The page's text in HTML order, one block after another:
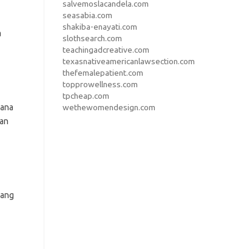
salvemoslacandela.com
seasabia.com
shakiba-enayati.com
slothsearch.com
teachingadcreative.com
texasnativeamericanlawsection.com
thefemalepatient.com
topprowellness.com
tpcheap.com
wethewomendesign.com